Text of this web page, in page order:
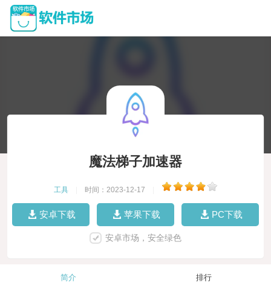
魔法梯子加速器
工具 时间：2023-12-17
安卓下载 苹果下载 PC下载
安卓市场，安全绿色
简介 排行